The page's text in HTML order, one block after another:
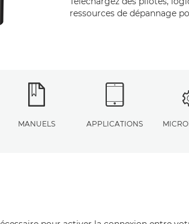
ressources de dépannage
MANUELS APPLICATIONS